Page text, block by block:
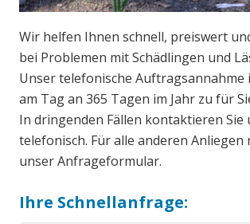
Wir helfen Ihnen schnell, preiswert
bei Problemen mit Schädlingen und
Unser telefonische Auftragsannahme ist 24 Stunden
am Tag an 365 Tagen im Jahr zu für Sie zu erreichen.
In dringenden Fällen kontaktieren Sie uns
telefonisch. Für alle anderen Anliegen
unser Anfrageformular.
Ihre Schnellanfrage: